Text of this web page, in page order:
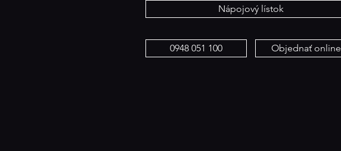
Nápojový lístok
0948 051 100 Objednať online